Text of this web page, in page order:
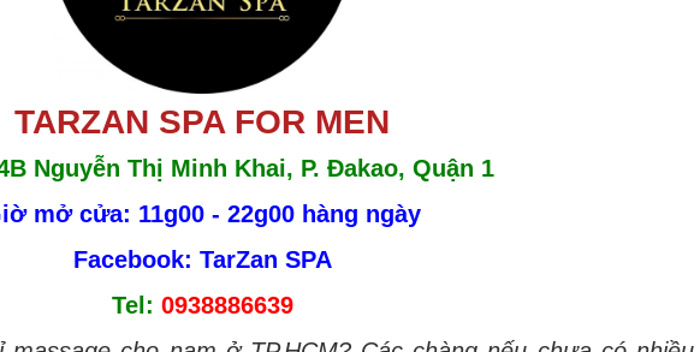
TARZAN SPA FOR MEN
Nguyễn Thị Minh Khai, P. Đakao, Quận 1
mở cửa: 11g00 - 22g00 hàng ngày
Facebook: TarZan SPA
Tel: 0938886639